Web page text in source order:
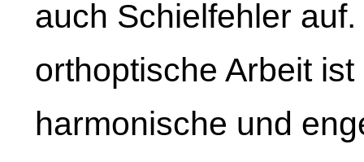
auch Schielfehler
orthoptische Arbeit
harmonische und